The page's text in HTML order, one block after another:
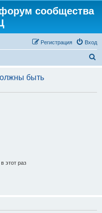
сообщества
Вход
Регистрация
с
быть
этот раз